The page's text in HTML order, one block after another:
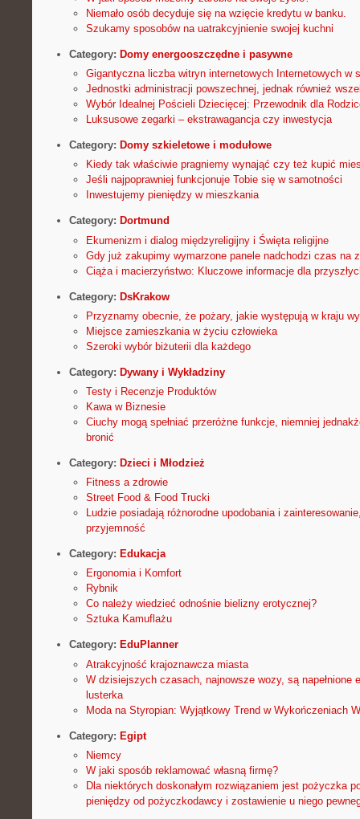
Niemało osób decyduje się na wzięcie kredytu w banku.
Szukamy sposobów na uatrakcyjnienie swojej kuchni
Category: Domy energooszczędne i pasywne
Gigantyczna liczba witryn internetowych Internetowych w
Jednostki administracji powszechnej, jednak również
Wybór Idealnej Pościeli Dziecięcej: Przewodnik dla
Luksusowe zegarki – ekstrawagancja czy inwestycja
Category: Domy szkieletowe i modułowe
Kiedy tak właściwie pragniemy wynająć czy też kupić
Jeśli najpoprawniej funkcjonuje Tobie się w samotności
Inwestujemy pieniędzy w mieszkania
Category: Dortmund
Ekumenizm i dialog międzyreligijny i Święta religijne
Gdy już zakupimy wymarzone panele nadchodzi czas na
Ciąża i macierzyństwo: Kluczowe informacje dla
Category: DsKrakow
Przyznamy obecnie, że pożary, jakie występują w kraju
Miejsce zamieszkania w życiu człowieka
Szeroki wybór biżuterii dla każdego
Category: Dywany i Wykładziny
Testy i Recenzje Produktów
Kawa w Biznesie
Ciuchy mogą spełniać przeróżne funkcje, niemniej
bronić
Category: Dzieci i Młodzież
Fitness a zdrowie
Street Food & Food Trucki
Ludzie posiadają różnorodne upodobania i
przyjemność
Category: Edukacja
Ergonomia i Komfort
Rybnik
Co należy wiedzieć odnośnie bielizny erotycznej?
Sztuka Kamuflażu
Category: EduPlanner
Atrakcyjność krajoznawcza miasta
W dzisiejszych czasach, najnowsze wozy, są napełnione
lusterka
Moda na Styropian: Wyjątkowy Trend w Wykończeniach
Category: Egipt
Niemcy
W jaki sposób reklamować własną firmę?
Dla niektórych doskonałym rozwiązaniem jest pożyczka
pieniędzy od pożyczkodawcy i zostawienie u niego